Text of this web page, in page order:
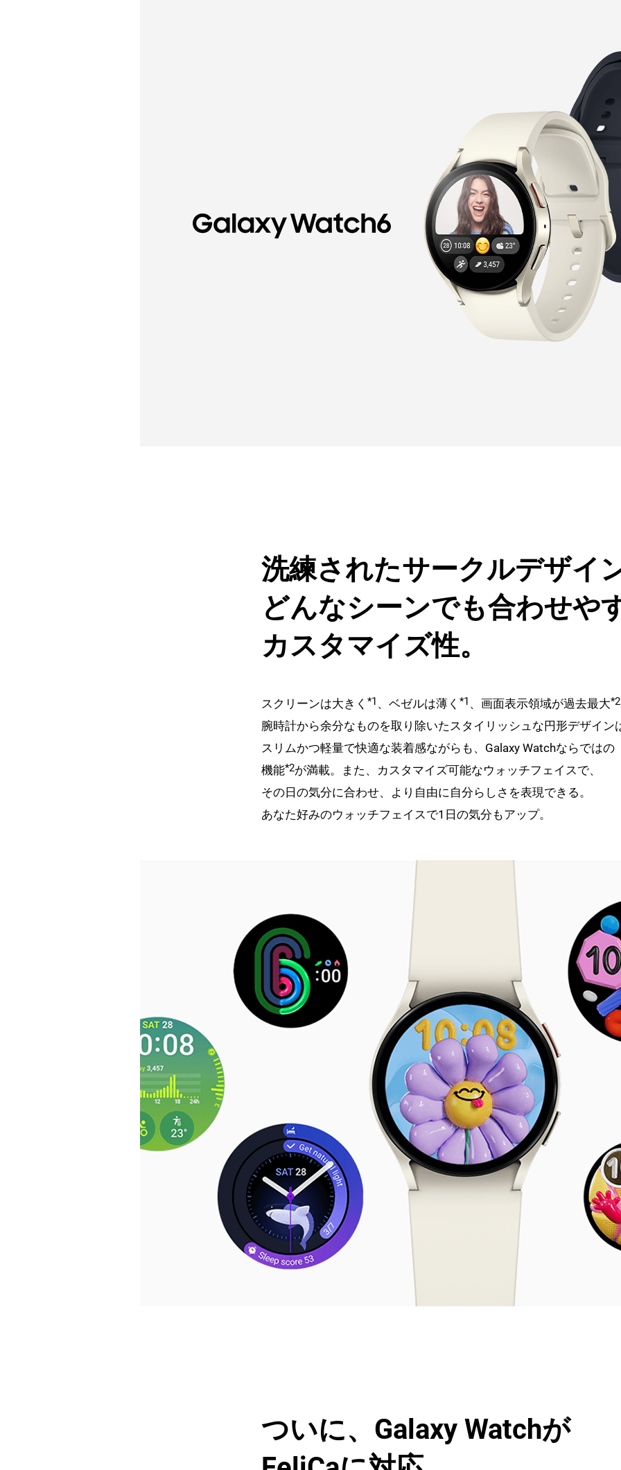
洗練されたサークルデザイ
どんなシーンでも合わせや
カスタマイズ性。
スクリーンは大きく *1 、ベゼルは薄く *1 、画面表示領域が過去最大*2
腕時計から余分なものを取り除いたスタイリッシュな円形デザイン
スリムかつ軽量で快適な装着感ながらも、Galaxy Watchならではの
機能*2が満載。また、カスタマイズ可能なウォッチフェイスで、
その日の気分に合わせ、より自由に自分らしさを表現できる。
あなた好みのウォッチフェイスで1日の気分もアップ。
ついに、Galaxy Watchが